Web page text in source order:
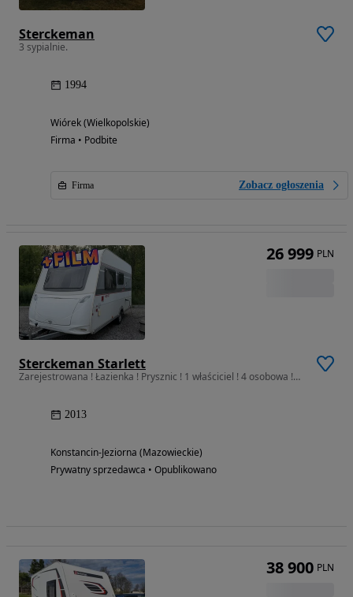
Sterckeman
3 sypialnie.
1994
Wiórek (Wielkopolskie)
Firma • Podbite
Firma Zobacz ogłoszenia
Sterckeman Starlett
Zarejestrowana ! Łazienka ! Prysznic ! 1 właściciel ! 4 osobowa !Sucha
2013
Konstancin-Jeziorna (Mazowieckie)
Prywatny sprzedawca • Opublikowano
26 999 PLN
38 900 PLN